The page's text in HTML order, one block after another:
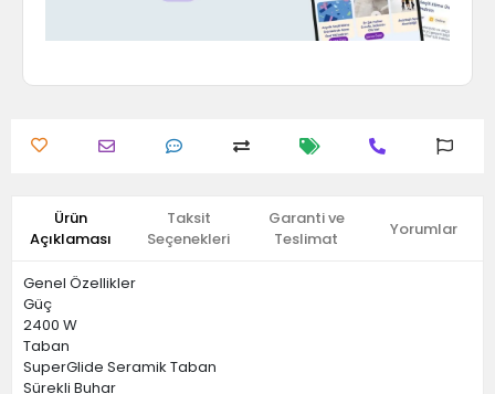
Ürün
Açıklaması
Taksit
Seçenekleri
Garanti ve
Teslimat
Yorumlar
Genel Özellikler
Güç
2400 W
Taban
SuperGlide Seramik Taban
Sürekli Buhar